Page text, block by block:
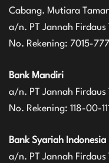
Cabang. Mutiara
a/n. PT Jannah Firdaus
No. Rekening: 7015-
Bank Mandiri
a/n. PT Jannah Firdaus
No. Rekening: 118-00-
Bank Syariah Indonesia
a/n. PT Jannah Firdaus